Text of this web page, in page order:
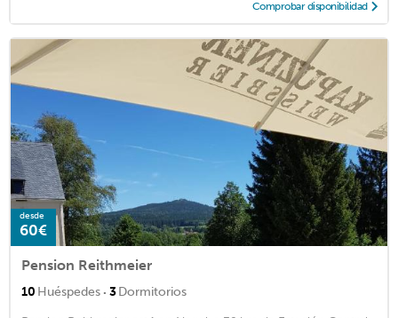
Comprobar disponibilidad
desde
60€
Pension Reithmeier
10 Huéspedes · 3Dormitorios